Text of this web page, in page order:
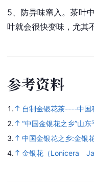
5、防异味窜入。茶叶
叶就会很快变味，尤其
参考资料
1.
自制金银花茶----中国
2.
“中国金银花之乡”山
3.
中国金银花之乡:金银
4.
金银花（Lonicera